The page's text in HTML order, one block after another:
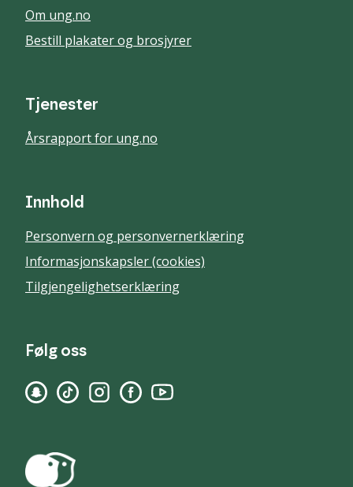
Om ung.no
Bestill plakater og brosjyrer
Tjenester
Årsrapport for ung.no
Innhold
Personvern og personvernerklæring
Informasjonskapsler (cookies)
Tilgjengelighetserklæring
Følg oss